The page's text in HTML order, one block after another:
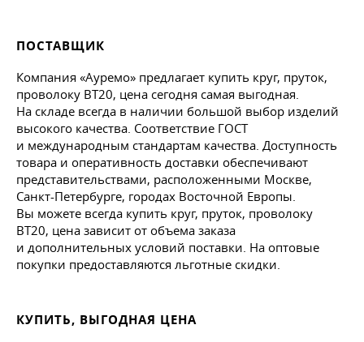
ПОСТАВЩИК
Компания «Ауремо» предлагает купить круг, пруток,
проволоку ВТ20, цена сегодня самая выгодная.
На складе всегда в наличии большой выбор изделий
высокого качества. Соответствие ГОСТ
и международным стандартам качества. Доступность
товара и оперативность доставки обеспечивают
представительствами, расположенными Москве,
Санкт-Петербурге, городах Восточной Европы.
Вы можете всегда купить круг, пруток, проволоку
ВТ20, цена зависит от объема заказа
и дополнительных условий поставки. На оптовые
покупки предоставляются льготные скидки.
КУПИТЬ, ВЫГОДНАЯ ЦЕНА